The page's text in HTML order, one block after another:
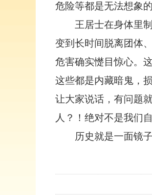
危险等都是无法想象
王居士在身体里
变到长时间脱离团体
危害确实憷目惊心。
这些都是内藏暗鬼，
让大家说话，有问题
人？！绝对不是我们自
历史就是一面镜